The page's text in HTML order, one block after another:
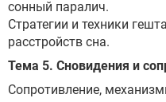
сонный паралич.
Стратегии и техники
расстройств сна.
Тема 5. Сновидения и
Сопротивление,